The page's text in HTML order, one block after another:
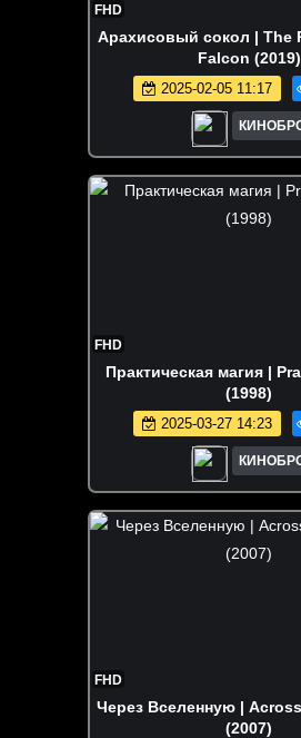
FHD
Арахисовый сокол | The
Falcon (2019)
2025-02-05 11:17
FHD
Практическая магия |
(1998)
2025-03-27 14:23
FHD
Через Вселенную |
(2007)